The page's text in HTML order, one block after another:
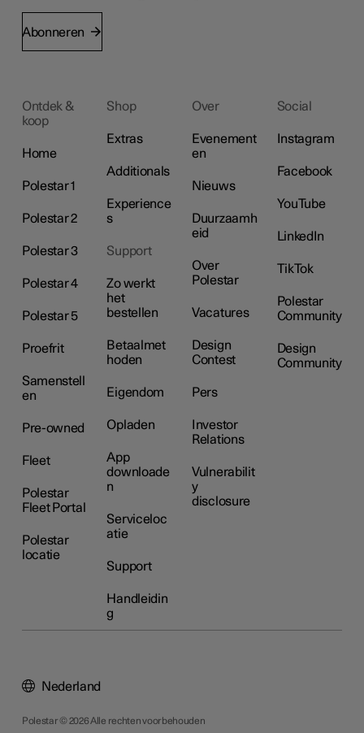
Abonneren
Ontdek &
koop
Home
Polestar 1
Polestar 2
Polestar 3
Polestar 4
Polestar 5
Proefrit
Samenstell
en
Pre-owned
Fleet
Polestar
Fleet Portal
Polestar
locatie
Shop
Extras
Additionals
Experience
s
Support
Zo werkt
het
bestellen
Betaalmet
hoden
Eigendom
Opladen
App
downloade
n
Serviceloc
atie
Support
Handleidin
g
Over
Evenement
en
Nieuws
Duurzaamh
eid
Over
Polestar
Vacatures
Design
Contest
Pers
Investor
Relations
Vulnerabilit
y
disclosure
Social
Instagram
Facebook
YouTube
LinkedIn
TikTok
Polestar
Community
Design
Community
Polestar © 2026 Alle rechten voorbehouden
Nederland